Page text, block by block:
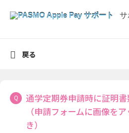
通学定期券申請時に証明書
（申請フォームに画像を
き）
戻る